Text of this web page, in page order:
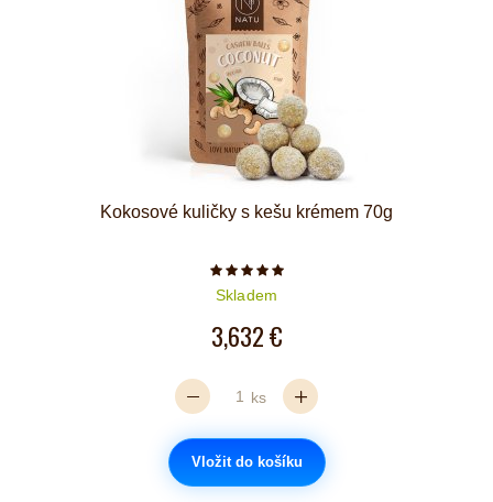
Kokosové kuličky s kešu krémem 70g
Počet hvězdiček je 5 z 5
Skladem
3,632 €
ks
Vložit do košíku